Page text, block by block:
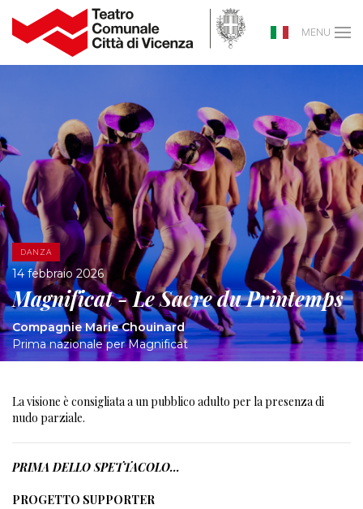
MENU
DANZA
14 febbraio 2026
Magnificat - Le Sacre du Printemps
Compagnie Marie Chouinard
Prima nazionale per Magnificat
La visione è consigliata a un pubblico adulto per la presenza di
nudo parziale.
PRIMA DELLO SPETTACOLO...
PROGETTO SUPPORTER